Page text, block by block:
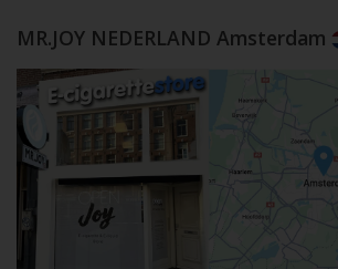
MR.JOY NEDERLAND Amsterdam